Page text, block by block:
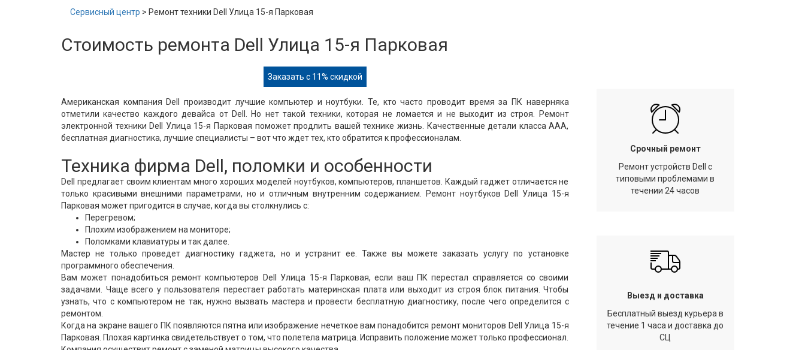
Сервисный центр > Ремонт техники Dell Улица 15-я Парковая
Стоимость ремонта Dell Улица 15-я Парковая
Заказать с 11% скидкой
Американская компания Dell производит лучшие компьютер и ноутбуки. Те, кто часто проводит время за ПК наверняка
отметили качество каждого девайса от Dell. Но нет такой техники, которая не ломается и не выходит из строя. Ремонт
электронной техники Dell Улица 15-я Парковая поможет продлить вашей технике жизнь. Качественные детали класса ААА,
бесплатная диагностика, лучшие специалисты – вот что ждет тех, кто обратится к профессионалам.
Техника фирма Dell, поломки и особенности
Dell предлагает своим клиентам много хороших моделей ноутбуков, компьютеров, планшетов. Каждый гаджет отличается не
только красивыми внешними параметрами, но и отличным внутренним содержанием. Ремонт ноутбуков Dell Улица 15-я
Парковая может пригодится в случае, когда вы столкнулись с:
Перегревом;
Плохим изображением на мониторе;
Поломками клавиатуры и так далее.
Мастер не только проведет диагностику гаджета, но и устранит ее. Также вы можете заказать услугу по установке
программного обеспечения.
Вам может понадобиться ремонт компьютеров Dell Улица 15-я Парковая, если ваш ПК перестал справляется со своими
задачами. Чаще всего у пользователя перестает работать материнская плата или выходит из строя блок питания. Чтобы
узнать, что с компьютером не так, нужно вызвать мастера и провести бесплатную диагностику, после чего определится с
ремонтом.
Когда на экране вашего ПК появляются пятна или изображение нечеткое вам понадобится ремонт мониторов Dell Улица 15-я
Парковая. Плохая картинка свидетельствует о том, что полетела матрица. Исправить положение может только профессионал.
Срочный ремонт
Ремонт устройств Dell с
типовыми проблемами в
течении 24 часов
Выезд и доставка
Бесплатный выезд курьера в
течение 1 часа и доставка до
СЦ